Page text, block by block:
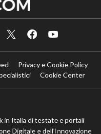
Privacy e Cookie Policy
Cookie Center
in Italia di testate e portali
Digitale e dell’Innovazione